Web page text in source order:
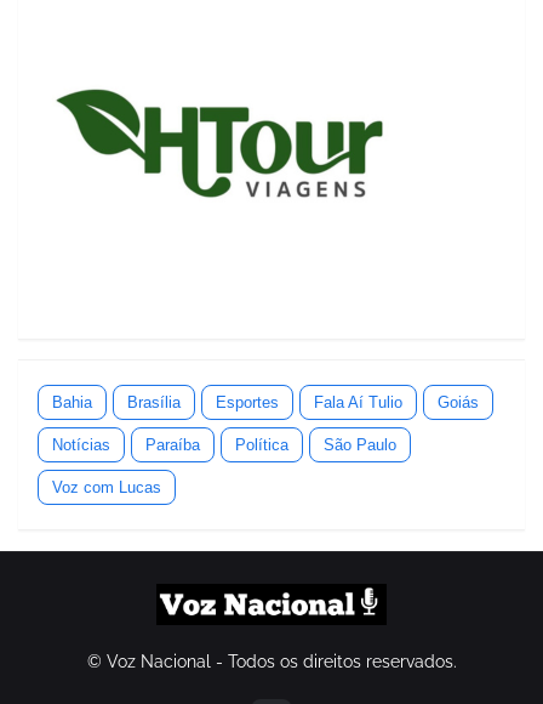
Bahia Brasília Esportes Fala Aí Tulio Goiás
Notícias Paraíba Política São Paulo
Voz com Lucas
© Voz Nacional - Todos os direitos reservados.